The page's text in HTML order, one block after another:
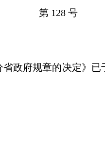
第 128 号
政府规章的决定》
：